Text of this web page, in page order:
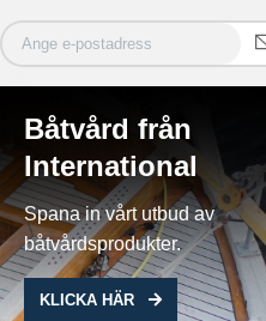
Båtvård från
International
Spana in vårt utbud av
båtvårdsprodukter.
KLICKA HÄR